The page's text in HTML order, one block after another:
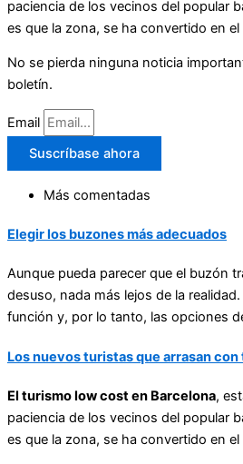
paciencia de los vecinos del popular
es que la zona, se ha convertido en el
No se pierda ninguna noticia
boletín.
Email
Suscríbase ahora
Más comentadas
Elegir los buzones más adecuados
Aunque pueda parecer que el buzón
desuso, nada más lejos de la
función y, por lo tanto, las opciones
Los nuevos turistas que arrasan con
El turismo low cost en Barcelona,
paciencia de los vecinos del popular
es que la zona, se ha convertido en el